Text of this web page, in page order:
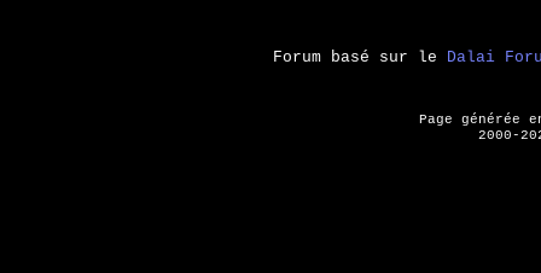
Forum basé sur le Dalai
Page générée
2000-